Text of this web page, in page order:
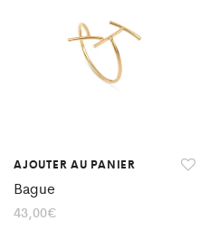
AJOUTER AU PANIER
Bague
43,00€